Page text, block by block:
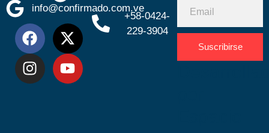
info@confirmado.com.ve
+58-0424-
229-3904
Suscribirse